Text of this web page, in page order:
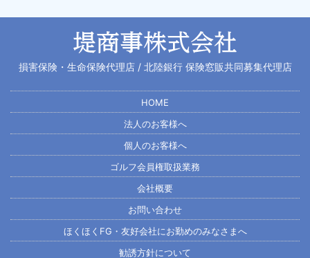
損害保険・生命保険代理店 / 北陸銀行 保険窓販共同募集代理店
HOME
法人のお客様へ
個人のお客様へ
ゴルフ会員権取扱業務
会社概要
お問い合わせ
ほくほくFG・友好会社にお勤めのみなさまへ
勧誘方針について